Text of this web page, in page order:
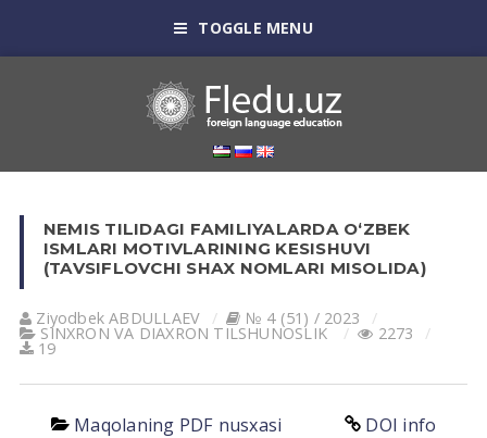
TOGGLE MENU
NEMIS TILIDAGI FAMILIYALARDA OʻZBEK
ISMLARI MOTIVLARINING KESISHUVI
(TAVSIFLOVCHI SHAX NOMLARI MISOLIDA)
Ziyodbek АBDULLАEV № 4 (51) / 2023
SINXRON VА DIАXRON TILSHUNOSLIK 2273
19
Maqolaning PDF nusxasi DOI info